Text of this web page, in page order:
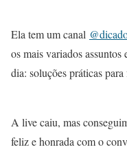
Ela tem um canal
os mais variados
dia: soluções práticas
A live caiu, mas
feliz e honrada com o